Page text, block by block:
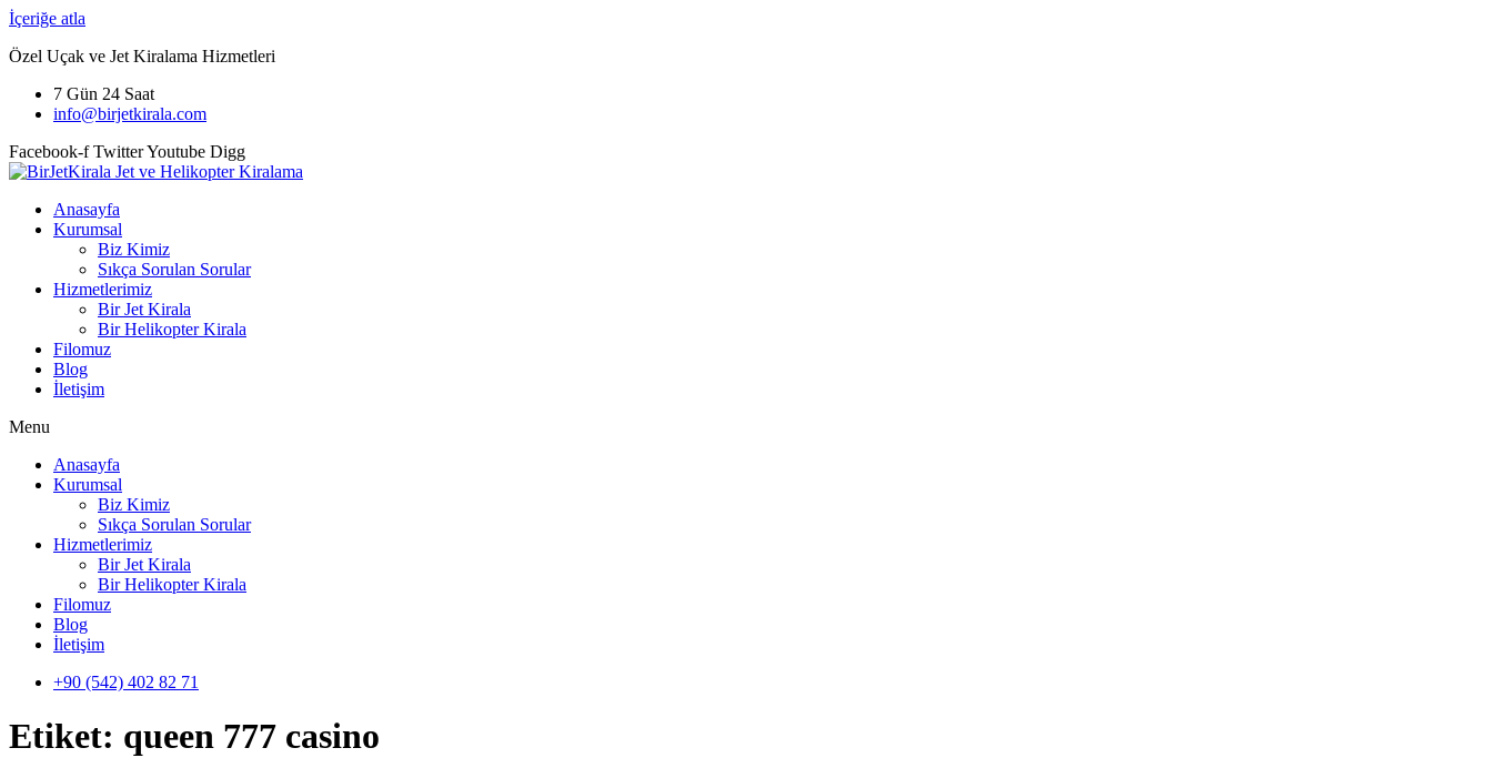
İçeriğe atla
Özel Uçak ve Jet Kiralama Hizmetleri
7 Gün 24 Saat
info@birjetkirala.com
Facebook-f TwitterYoutube Digg
Anasayfa
Kurumsal
Biz Kimiz
Sıkça Sorulan Sorular
Hizmetlerimiz
Bir Jet Kirala
Bir Helikopter Kirala
Filomuz
Blog
İletişim
Menu
Anasayfa
Kurumsal
Biz Kimiz
Sıkça Sorulan Sorular
Hizmetlerimiz
Bir Jet Kirala
Bir Helikopter Kirala
Filomuz
Blog
İletişim
+90 (542) 402 82 71
Etiket: queen 777 casino